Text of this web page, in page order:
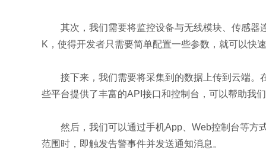
其次，我们需要将监控设备与无线模块、传感器
K，使得开发者只需要简单配置一些参数，就可以快
接下来，我们需要将采集到的数据上传到云端。
些平台提供了丰富的API接口和控制台，可以帮助我
然后，我们可以通过手机App、Web控制台等方式
范围时，即触发告警事件并发送通知消息。